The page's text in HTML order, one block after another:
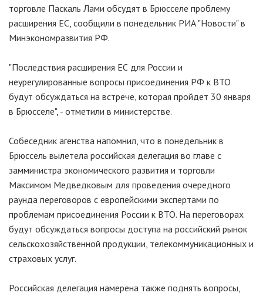
торговле Паскаль Лами обсудят в Брюсселе проблему
расширения ЕС, сообщили в понедельник РИА "Новости" в
Минэкономразвития РФ.
"Последствия расширения ЕС для России и
неурегулированные вопросы присоединения РФ к ВТО
будут обсуждаться на встрече, которая пройдет 30 января
в Брюсселе", - отметили в министерстве.
Собеседник агенства напомнил, что в понедельник в
Брюссель вылетела российская делегация во главе с
замминистра экономического развития и торговли
Максимом Медведковым для проведения очередного
раунда переговоров с европейскими экспертами по
проблемам присоединения России к ВТО. На переговорах
будут обсуждаться вопросы доступа на российский рынок
сельскохозяйственной продукции, телекоммуникационных и
страховых услуг.
Российская делегация намерена также поднять вопросы,